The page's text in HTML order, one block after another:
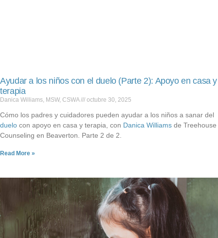
Ayudar a los niños con el duelo (Parte 2): Apoyo en casa y
terapia
Danica Williams, MSW, CSWA octubre 30, 2025
Cómo los padres y cuidadores pueden ayudar a los niños a sanar del
duelo con apoyo en casa y terapia, con Danica Williams de Treehouse
Counseling en Beaverton. Parte 2 de 2.
Read More »